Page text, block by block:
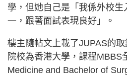
學，但她自己是「我係外校
一，跟著面試表現良好」。
樓主隨帖文上載了JUPAS的
院校為香港大學，課程MBBS
Medicine and Bachelor of